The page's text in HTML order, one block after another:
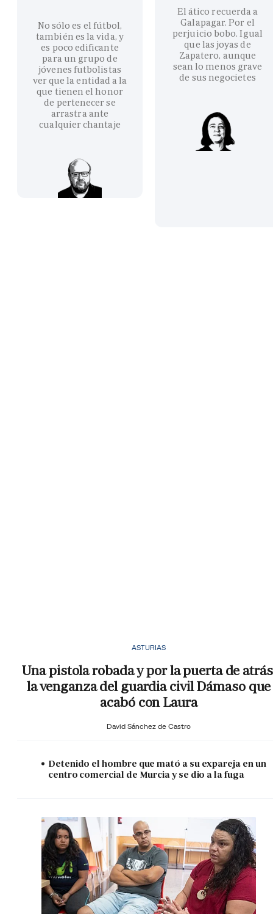
No sólo es el fútbol,
también es la vida, y
es poco edificante
para un grupo de
jóvenes futbolistas
ver que la entidad a la
que tienen el honor
de pertenecer se
arrastra ante
cualquier chantaje
El ático recuerda a
Galapagar. Por el
perjuicio bobo. Igual
que las joyas de
Zapatero, aunque
sean lo menos grave
de sus negocietes
ASTURIAS
Una pistola robada y por la puerta de
la venganza del guardia civil Dámaso que
acabó con Laura
David Sánchez de Castro
Detenido el hombre que mató a su expareja en un
centro comercial de Murcia y se dio a la fuga